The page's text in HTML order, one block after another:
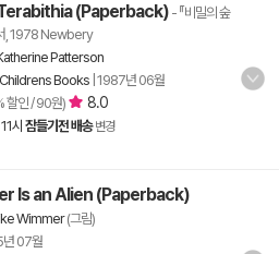
(Paperback)- 『비밀의 숲
, 1978 Newbery
Patterson
Books 1987년 06월
할인 / 90원) 8.0
시 잠들기전 배송 변경
Is an Alien (Paperback)
Wimmer(그림)
07월